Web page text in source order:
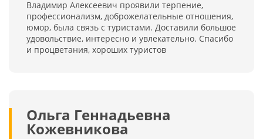
Владимир Алексеевич проявили терпение,
профессионализм, доброжелательные отношения,
юмор, была связь с туристами. Доставили большое
удовольствие, интересно и увлекательно. Спасибо
и процветания, хороших туристов
Ольга Геннадьевна
Кожевникова